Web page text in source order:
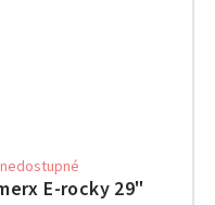
E-rocky 29"